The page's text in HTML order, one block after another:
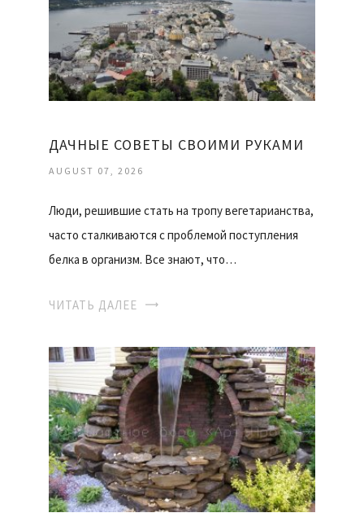
ДАЧНЫЕ СОВЕТЫ СВОИМИ РУКАМИ
AUGUST 07, 2026
Люди, решившие стать на тропу вегетарианства,
часто сталкиваются с проблемой поступления
белка в организм. Все знают, что…
ЧИТАТЬ ДАЛЕЕ